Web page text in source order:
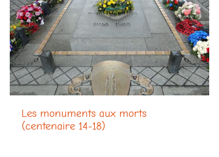
Les monuments aux morts
(centenaire 14-18)